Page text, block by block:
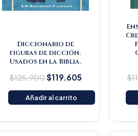
Diccionario de
figuras de dicción.
Usados en la Biblia.
$125.900$119.605
Añadir al carrito
$